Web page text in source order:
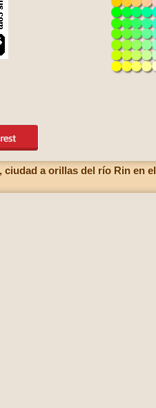
a orillas del río Rin en el